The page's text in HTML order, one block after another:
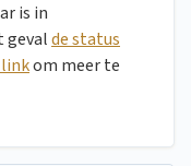
is in
gevalde status
om meer te